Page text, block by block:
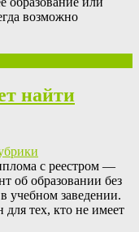
возможно
найти
с реестром —
об образовании без
учебном заведении.
тех, кто не имеет